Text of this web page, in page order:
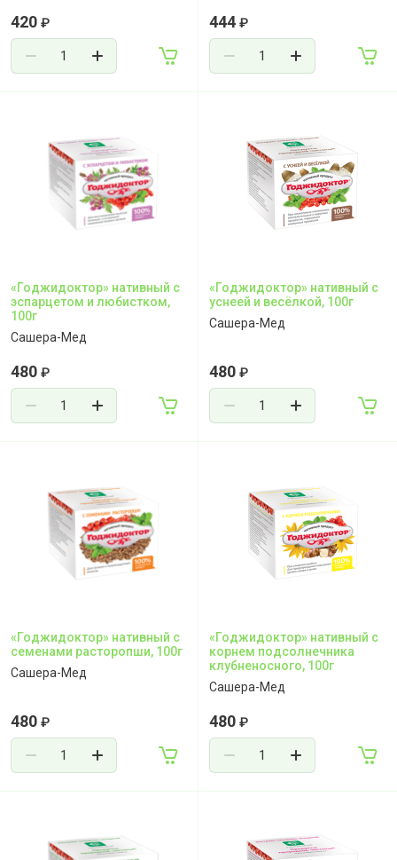
420 ₽ 444 ₽
«Годжидоктор» нативный с
эспарцетом и любистком,
100г
Сашера-Мед
480 ₽
«Годжидоктор» нативный с
уснеей и весёлкой, 100г
Сашера-Мед
480 ₽
«Годжидоктор» нативный с
семенами расторопши, 100г
Сашера-Мед
480 ₽
«Годжидоктор» нативный с
корнем подсолнечника
клубненосного, 100г
Сашера-Мед
480 ₽